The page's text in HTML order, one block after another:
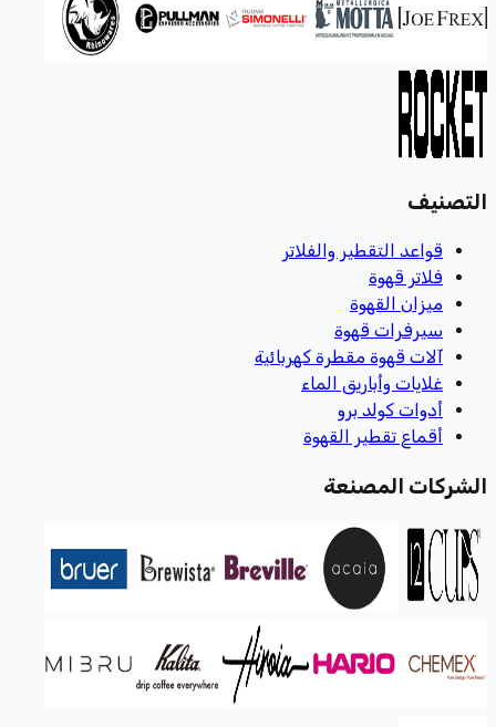
التصنيف
قواعد التقطير والفلاتر
فلاتر قهوة
ميزان القهوة
سيرفرات قهوة
آلات قهوة مقطرة كهربائية
غلايات وأباريق الماء
أدوات كولد برو
أقماع تقطير القهوة
الشركات المصنعة